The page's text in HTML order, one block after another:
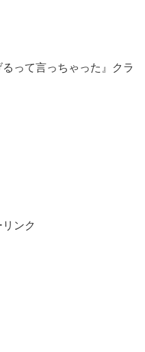
って言っちゃった』クラ
ンク